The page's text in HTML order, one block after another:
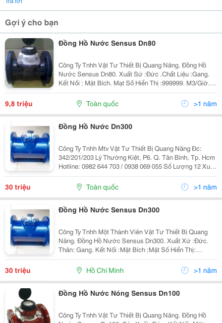
Gợi ý cho bạn
Đồng Hồ Nước Sensus Dn80
Công Ty Tnhh Vật Tư Thiết Bị Quang Năng. Đồng Hồ
Nước Sensus Dn80. Xuất Sứ :Đức .Chất Liệu :Gang.
Kết Nối : Mặt Bích. Mạt Số Hiển Thị :999999. M3/Giờ.
Hàng Mới 100% Bảo Hành 12 Tháng.uy Tín, Chât
Lượng Luôn Đặt Lên Hàng Đầu.giao Hàng Nhanh Chóng
9,8 triệu Toàn quốc >1 năm
Đồng Hồ Nước Dn300
Công Ty Tnhh Mtv Vật Tư Thiết Bị Quang Năng Đc:
342/201/203 Lý Thường Kiệt, P6. Q. Tân Bình, Tp. Hcm
Hotline: 0982 644 703 / 0938 069 055 Số Lượng 12 Xuất
Xứ Hàng Công Ty Bảo Hành 12
30 triệu Toàn quốc >1 năm
Đồng Hồ Nước Sensus Dn300
Công Ty Tnhh Một Thành Viên Vật Tư Thiết Bị Quang
Năng. Đồng Hồ Nước Sensus Dn300. Xuất Xứ :Đức.
Thân: Gang. Kết Nối :Mặt Bích ;Mặt Số Hiển Thị:
999999. Dn300. Kiểu Hoạt Động: Từ . Hàng Mới 100%
Bảo Hành 12 Tháng,Uy Tín ,Chất Lượng, Giao Hàng
30 triệu Hồ Chí Minh >1 năm
Đồng Hồ Nước Nóng Sensus Dn100
Công Ty Tnhh Vật Tư Thiết Bị Quang Năng. Đồng Hồ